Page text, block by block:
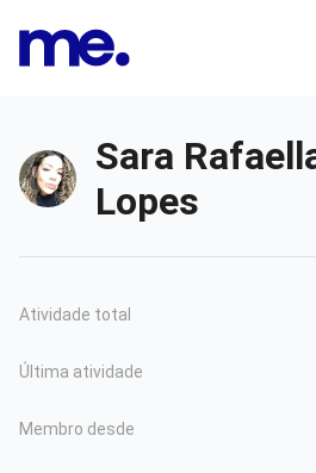
Sara
Lopes
Atividade total
Última atividade
Membro desde